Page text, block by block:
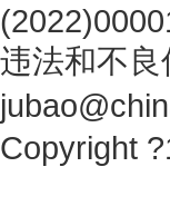
违法和不
Copyright